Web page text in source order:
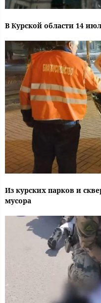
В Курской области 14
Из курских парков и
мусора